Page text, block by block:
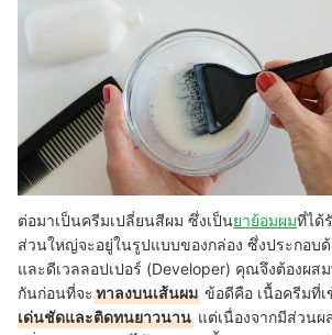
ต่อมาเป็นครีมเปลี่ยนสีผม ซึ่งเป็นยาย้อมผมที่ได้
ส่วนใหญ่จะอยู่ในรูปแบบของกล่อง ซึ่งประกอบ
และดีเวลลอปเปอร์ (Developer) คุณจึงต้องผส
กันก่อนที่จะทาลงบนเส้นผม ข้อดีคือ เนื้อครีมที่
เด่นชัดและติดทนยาวนาน แต่เนื่องจากมีส่วนผ